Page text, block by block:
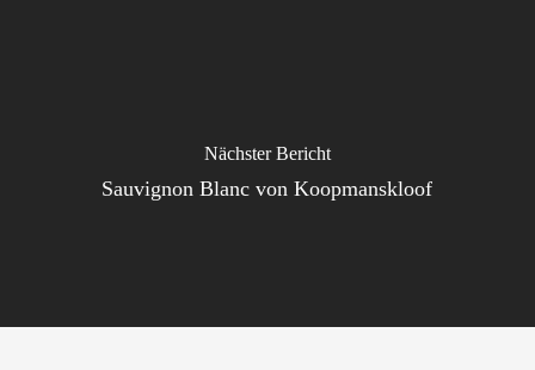
Nächster Bericht
Sauvignon Blanc von Koopmanskloof